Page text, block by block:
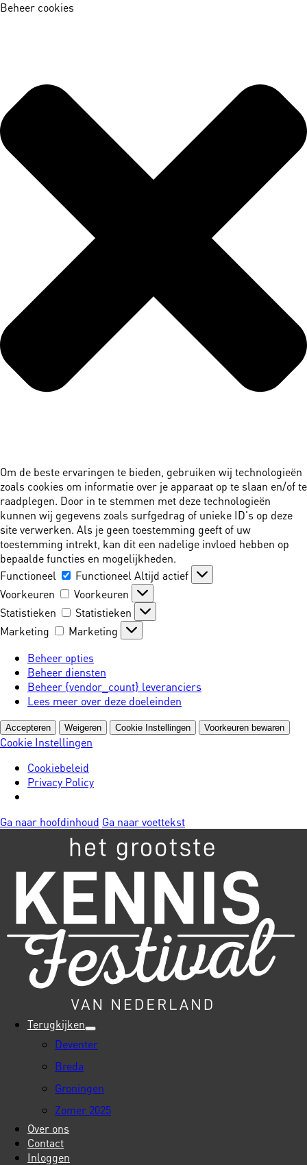
Beheer cookies
Om de beste ervaringen te bieden, gebruiken wij technologieën
zoals cookies om informatie over je apparaat op te slaan en/of te
raadplegen. Door in te stemmen met deze technologieën
kunnen wij gegevens zoals surfgedrag of unieke ID's op deze
site verwerken. Als je geen toestemming geeft of uw
toestemming intrekt, kan dit een nadelige invloed hebben op
bepaalde functies en mogelijkheden.
Functioneel
Functioneel Altijd actief
Voorkeuren
Voorkeuren
Statistieken
Statistieken
Marketing
Marketing
Beheer opties
Beheer diensten
Beheer {vendor_count} leveranciers
Lees meer over deze doeleinden
Accepteren Weigeren Cookie Instellingen Voorkeuren bewaren
Cookie Instellingen
Cookiebeleid
Privacy Policy
Ga naar hoofdinhoud Ga naar voettekst
Terugkijken
Deventer
Breda
Groningen
Zomer 2025
Over ons
Contact
Inloggen